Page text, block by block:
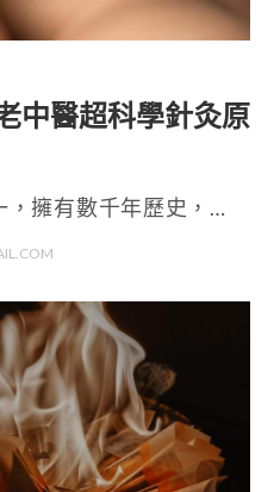
中醫超科學針灸原
，擁有數千年歷史，…